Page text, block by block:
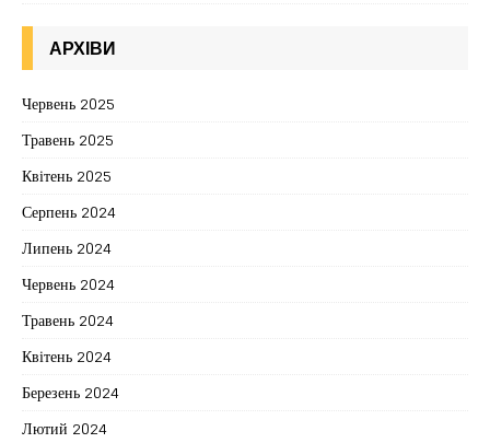
АРХІВИ
Червень 2025
Травень 2025
Квітень 2025
Серпень 2024
Липень 2024
Червень 2024
Травень 2024
Квітень 2024
Березень 2024
Лютий 2024